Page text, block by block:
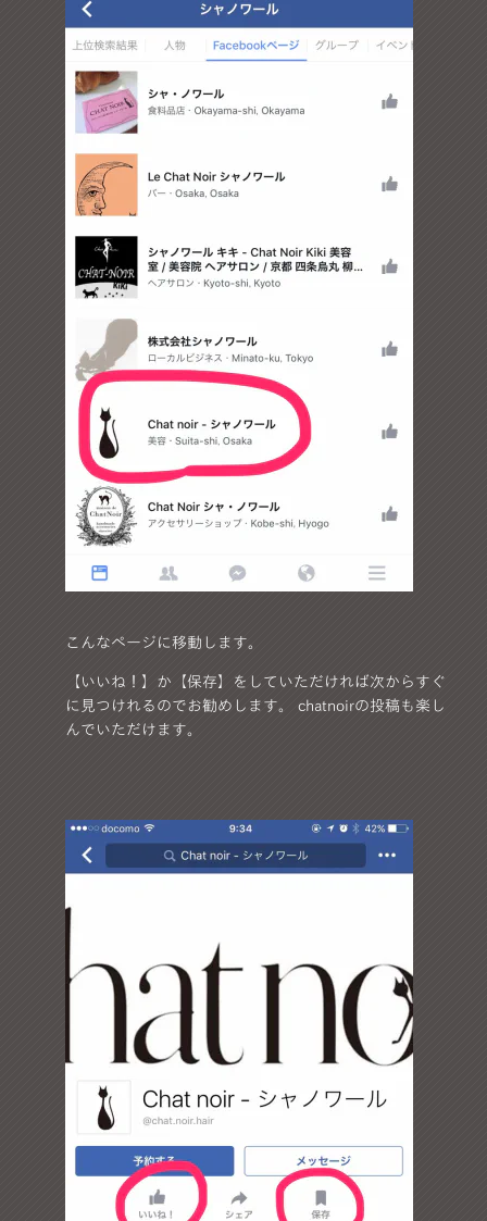
こんなページに移動します。
【いいね！】か【保存】をしていただければ次からすぐ
に見つけれるのでお勧めします。 chatnoirの投稿も楽し
んでいただけます。